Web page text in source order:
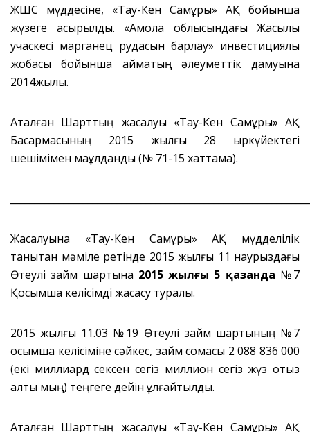
ЖШС мүддесіне, «Тау-Кен Самұрық» АҚ бойынша
жүзеге асырылды. «Ақмола облысындағы Жақсылық
учаскесі марганец рудасын барлау» инвестициялық
жобасы бойынша аймақтың әлеуметтік дамуына
2014жылы.
Аталған Шарттың жасалуы «Тау-Кен Самұрық» АҚ
Басқармасының 2015 жылғы 28 қыркүйектегі
шешімімен мақұлданды (№ 71-15 хаттама).
Жасалуына «Тау-Кен Самұрық» АҚ мүдделілік
танытқан мәміле ретінде 2015 жылғы 11 наурыздағы
Өтеулі займ шартына 2015 жылғы 5 қазанда №7
Қосымша келісімді жасасу туралы.
2015 жылғы 11.03 №19 Өтеулі займ шартының №7
қосымша келісіміне сәйкес, займ сомасы 2 088 836 000
(екі миллиард сексен сегіз миллион сегіз жүз отыз
алты мың) теңгеге дейін ұлғайтылды.
Аталған Шарттың жасалуы «Тау-Кен Самұрық» АҚ